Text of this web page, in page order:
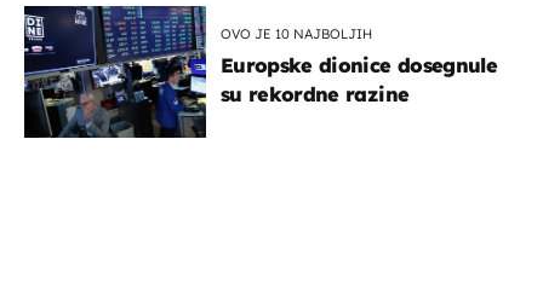
OVO JE 10 NAJBOLJIH
Europske dionice dosegnule
su rekordne razine